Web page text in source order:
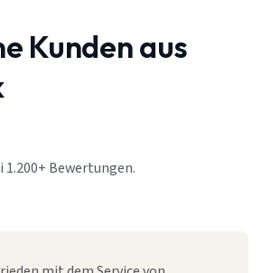
Kunden aus
1.200+ Bewertungen.